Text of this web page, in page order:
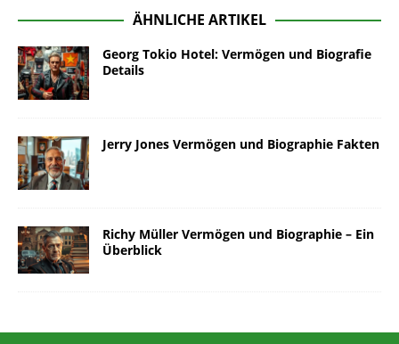
ÄHNLICHE ARTIKEL
Georg Tokio Hotel: Vermögen und Biografie
Details
Jerry Jones Vermögen und Biographie Fakten
Richy Müller Vermögen und Biographie – Ein
Überblick